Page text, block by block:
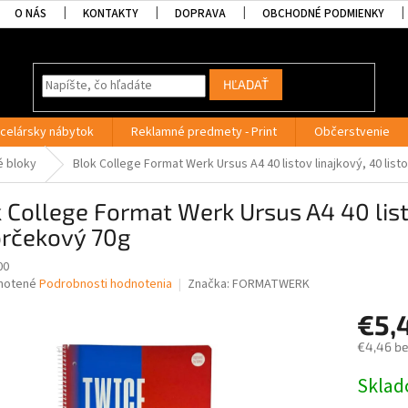
O NÁS KONTAKTY DOPRAVA OBCHODNÉ PODMIENKY
HĽADAŤ
nábytok Reklamné predmety - Print Občerstvenie
bloky Blok College Format Werk Ursus A4 40 listov linajkový, 40
College Format Werk Ursus A4 40
70g
Podrobnosti hodnotenia Značka: FORMATWERK
€4,46
cena: